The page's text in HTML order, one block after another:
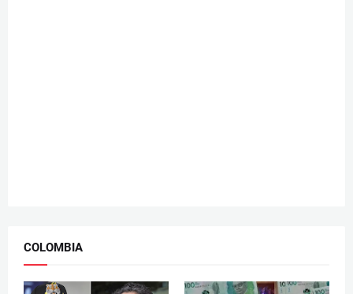
COLOMBIA